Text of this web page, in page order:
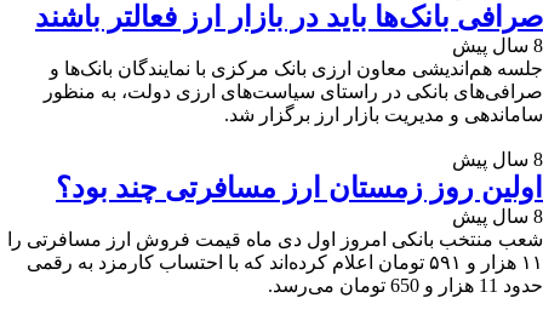
صرافی بانک‌ها باید در بازار ارز فعالتر باشند
8 سال پیش
جلسه هم‌اندیشی معاون ارزی بانک مرکزی با نمایندگان بانک‌ها و
صرافی‌های بانکی در راستای سیاست‌های ارزی دولت، به منظور
ساماندهی و مدیریت بازار ارز برگزار شد.
8 سال پیش
اولین روز زمستان ارز مسافرتی چند بود؟
8 سال پیش
شعب منتخب بانکی امروز اول دی ماه قیمت فروش ارز مسافرتی را
۱۱ هزار و ۵۹۱ تومان اعلام کرده‌اند که با احتساب کارمزد به رقمی
حدود 11 هزار و 650 تومان می‌رسد.